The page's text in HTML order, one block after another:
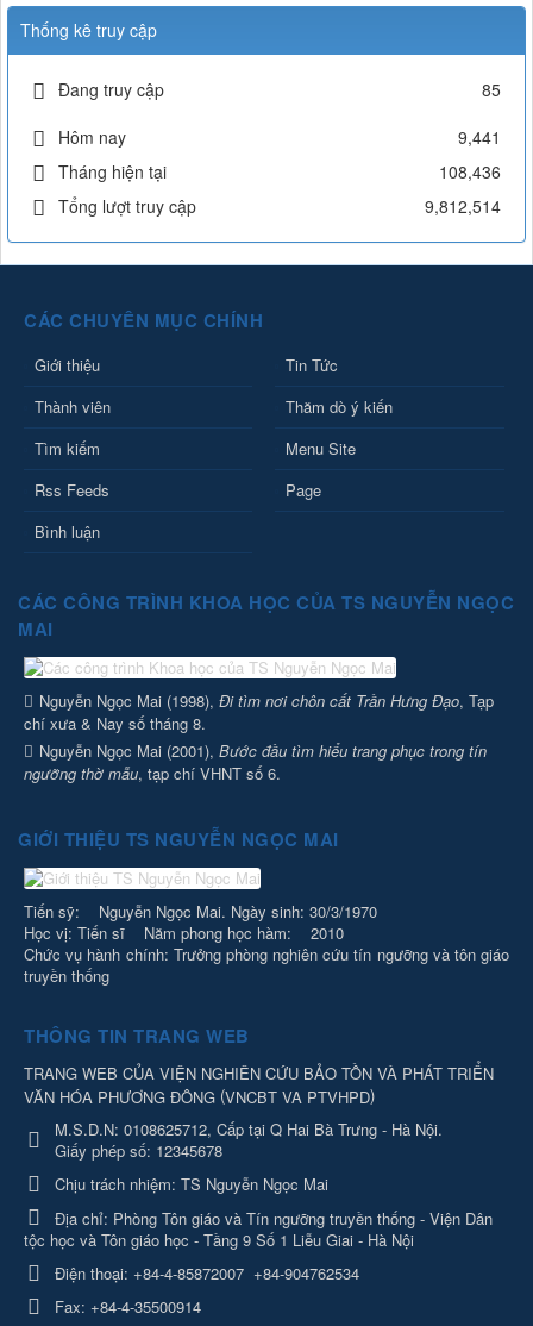
Thống kê truy cập
Đang truy cập
85
Hôm nay
9,441
Tháng hiện tại
108,436
Tổng lượt truy cập
9,812,514
CÁC CHUYÊN MỤC CHÍNH
Giới thiệu
Tin Tức
Thành viên
Thăm dò ý kiến
Tìm kiếm
Menu Site
Rss Feeds
Page
Bình luận
CÁC CÔNG TRÌNH KHOA HỌC CỦA TS NGUYỄN NGỌC
MAI
Nguyễn Ngọc Mai (1998), Đi tìm nơi chôn cất Trần Hưng Đạo, Tạp
chí xưa & Nay số tháng 8.
Nguyễn Ngọc Mai (2001), Bước đầu tìm hiểu trang phục trong tín
ngưỡng thờ mẫu, tạp chí VHNT số 6.
GIỚI THIỆU TS NGUYỄN NGỌC MAI
Tiến sỹ: Nguyễn Ngọc Mai. Ngày sinh: 30/3/1970
Học vị: Tiến sĩ Năm phong học hàm: 2010
Chức vụ hành chính: Trưởng phòng nghiên cứu tín ngưỡng và tôn giáo
truyền thống
THÔNG TIN TRANG WEB
TRANG WEB CỦA VIỆN NGHIÊN CỨU BẢO TỒN VÀ PHÁT TRIỂN
VĂN HÓA PHƯƠNG ĐÔNG (VNCBT VA PTVHPD)
M.S.D.N: 0108625712, Cấp tại Q Hai Bà Trưng - Hà Nội.
Giấy phép số: 12345678
Chịu trách nhiệm: TS Nguyễn Ngọc Mai
Địa chỉ: Phòng Tôn giáo và Tín ngưỡng truyền thống - Viện Dân
tộc học và Tôn giáo học - Tầng 9 Số 1 Liễu Giai - Hà Nội
Điện thoại: +84-4-85872007 +84-904762534
Fax: +84-4-35500914